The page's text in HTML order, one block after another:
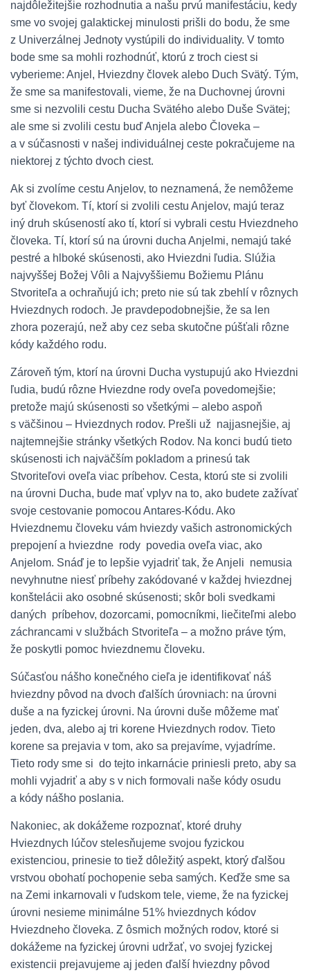
najdôležitejšie rozhodnutia a našu prvú manifestáciu, kedy
sme vo svojej galaktickej minulosti prišli do bodu, že sme
z Univerzálnej Jednoty vystúpili do individuality. V tomto
bode sme sa mohli rozhodnúť, ktorú z troch ciest si
vyberieme: Anjel, Hviezdny človek alebo Duch Svätý. Tým,
že sme sa manifestovali, vieme, že na Duchovnej úrovni
sme si nezvolili cestu Ducha Svätého alebo Duše Svätej;
ale sme si zvolili cestu buď Anjela alebo Človeka –
a v súčasnosti v našej individuálnej ceste pokračujeme na
niektorej z týchto dvoch ciest.
Ak si zvolíme cestu Anjelov, to neznamená, že nemôžeme
byť človekom. Tí, ktorí si zvolili cestu Anjelov, majú teraz
iný druh skúseností ako tí, ktorí si vybrali cestu Hviezdneho
človeka. Tí, ktorí sú na úrovni ducha Anjelmi, nemajú také
pestré a hlboké skúsenosti, ako Hviezdni ľudia. Slúžia
najvyššej Božej Vôli a Najvyššiemu Božiemu Plánu
Stvoriteľa a ochraňujú ich; preto nie sú tak zbehlí v rôznych
Hviezdnych rodoch. Je pravdepodobnejšie, že sa len
zhora pozerajú, než aby cez seba skutočne púšťali rôzne
kódy každého rodu.
Zároveň tým, ktorí na úrovni Ducha vystupujú ako Hviezdni
ľudia, budú rôzne Hviezdne rody oveľa povedomejšie;
pretože majú skúsenosti so všetkými – alebo aspoň
s väčšinou – Hviezdnych rodov. Prešli už najjasnejšie, aj
najtemnejšie stránky všetkých Rodov. Na konci budú tieto
skúsenosti ich najväčším pokladom a prinesú tak
Stvoriteľovi oveľa viac príbehov. Cesta, ktorú ste si zvolili
na úrovni Ducha, bude mať vplyv na to, ako budete zažívať
svoje cestovanie pomocou Antares-Kódu. Ako
Hviezdnemu človeku vám hviezdy vašich astronomických
prepojení a hviezdne rody povedia oveľa viac, ako
Anjelom. Snáď je to lepšie vyjadriť tak, že Anjeli nemusia
nevyhnutne niesť príbehy zakódované v každej hviezdnej
konštelácii ako osobné skúsenosti; skôr boli svedkami
daných príbehov, dozorcami, pomocníkmi, liečiteľmi alebo
záchrancami v službách Stvoriteľa – a možno práve tým,
že poskytli pomoc hviezdnemu človeku.
Súčasťou nášho konečného cieľa je identifikovať náš
hviezdny pôvod na dvoch ďalších úrovniach: na úrovni
duše a na fyzickej úrovni. Na úrovni duše môžeme mať
jeden, dva, alebo aj tri korene Hviezdnych rodov. Tieto
korene sa prejavia v tom, ako sa prejavíme, vyjadríme.
Tieto rody sme si do tejto inkarnácie priniesli preto, aby sa
mohli vyjadriť a aby s v nich formovali naše kódy osudu
a kódy nášho poslania.
Nakoniec, ak dokážeme rozpoznať, ktoré druhy
Hviezdnych lúčov stelesňujeme svojou fyzickou
existenciou, prinesie to tiež dôležitý aspekt, ktorý ďalšou
vrstvou obohatí pochopenie seba samých. Keďže sme sa
na Zemi inkarnovali v ľudskom tele, vieme, že na fyzickej
úrovni nesieme minimálne 51% hviezdnych kódov
Hviezdneho človeka. Z ôsmich možných rodov, ktoré si
dokážeme na fyzickej úrovni udržať, vo svojej fyzickej
existencii prejavujeme aj jeden ďalší hviezdny pôvod